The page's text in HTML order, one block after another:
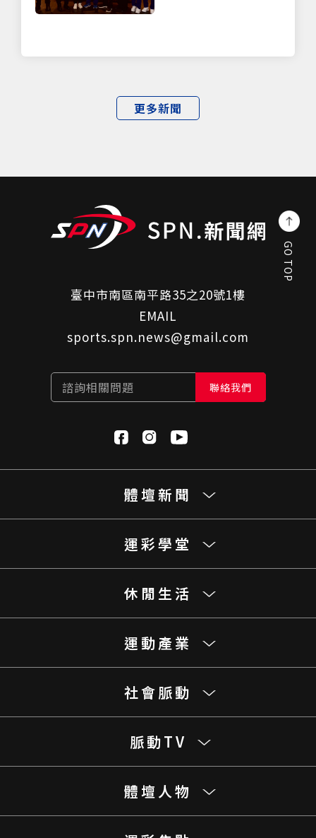
更多新聞
臺中市南區南平路35之20號1樓
EMAIL
sports.spn.news@gmail.com
諮詢相關問題 聯絡我們
體壇新聞
運彩學堂
休閒生活
運動產業
社會脈動
脈動TV
體壇人物
GO TOP